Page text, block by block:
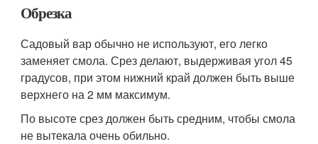
Обрезка
Садовый вар обычно не используют, его легко
заменяет смола. Срез делают, выдерживая угол 45
градусов, при этом нижний край должен быть выше
верхнего на 2 мм максимум.
По высоте срез должен быть средним, чтобы смола
не вытекала очень обильно.